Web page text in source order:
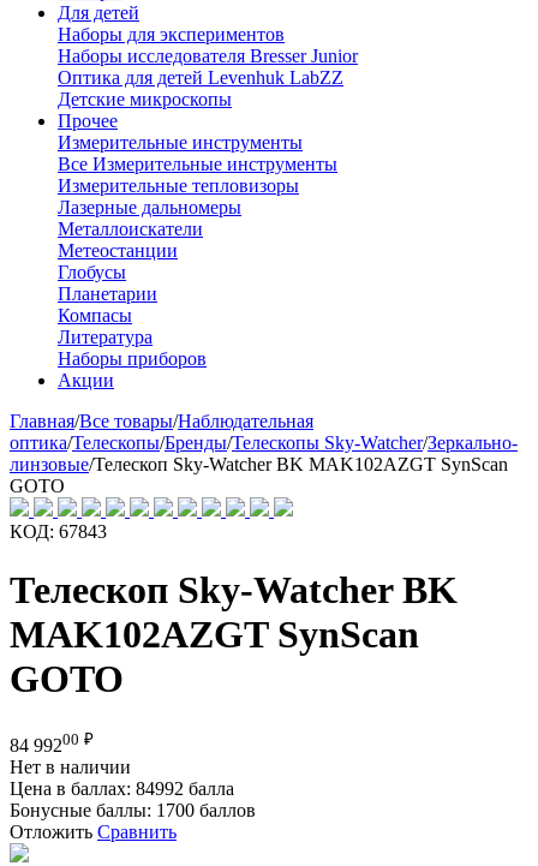
Для детей
Наборы для экспериментов
Наборы исследователя Bresser Junior
Оптика для детей Levenhuk LabZZ
Детские микроскопы
Прочее
Измерительные инструменты
Все Измерительные инструменты
Измерительные тепловизоры
Лазерные дальномеры
Металлоискатели
Метеостанции
Глобусы
Планетарии
Компасы
Литература
Наборы приборов
Акции
Главная/Все товары/Наблюдательная
оптика/Телескопы/Бренды/Телескопы Sky-Watcher/Зеркально-
линзовые/Телескоп Sky-Watcher BK MAK102AZGT SynScan
GOTO
КОД: 67843
Телескоп Sky-Watcher BK
MAK102AZGT SynScan
GOTO
84 99200 ₽
Нет в наличии
Цена в баллах: 84992 балла
Бонусные баллы: 1700 баллов
Отложить Сравнить